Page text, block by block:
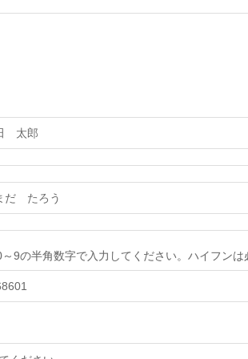
9の半角数字で入力してください。ハイフンは